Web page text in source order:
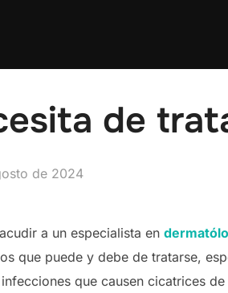
de
de 2024
a un especialista en
que puede y debe de tratarse,
que causen cicatrices